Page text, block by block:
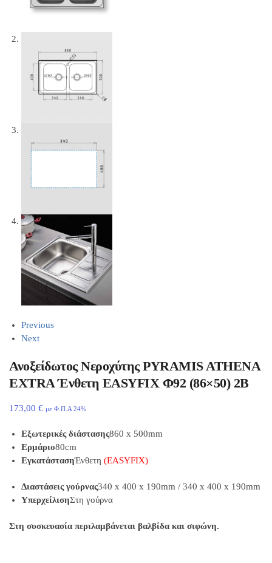
Previous
Next
Ανοξείδωτος Νεροχύτης PYRAMIS ATHENA
EXTRA Ένθετη EASYFIX Φ92 (86×50) 2B
173,00 € με Φ.Π.Α 24%
Εξωτερικές διάστασης860 x 500mm
Ερμάριο80cm
ΕγκατάστασηΈνθετη (EASYFIX)
Διαστάσεις γούρνας340 x 400 x 190mm / 340 x 400 x 190mm
ΥπερχείλισηΣτη γούρνα
Στη συσκευασία περιλαμβάνεται βαλβίδα και σιφώνη.